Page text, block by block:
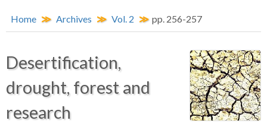
Home Archives Vol. 2 pp. 256-257
Desertification,
drought, forest and
research